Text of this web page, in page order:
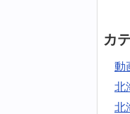
カ
動
北
北